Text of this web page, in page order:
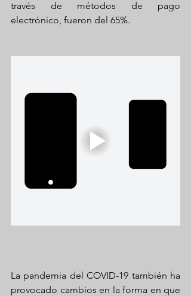
través de métodos de pago
electrónico, fueron del 65%.
La pandemia del COVID-19 también ha
provocado cambios en la forma en que